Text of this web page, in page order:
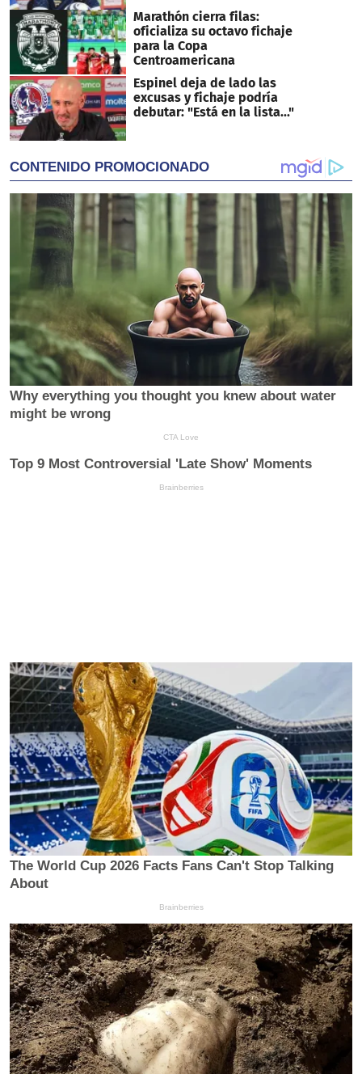
Marathón cierra filas:
oficializa su octavo fichaje
para la Copa
Centroamericana
Espinel deja de lado las
excusas y fichaje podría
debutar: "Está en la lista..."